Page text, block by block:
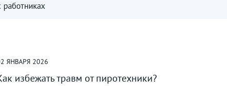
ЯНВАРЯ 2026
избежать травм от пиротехники?